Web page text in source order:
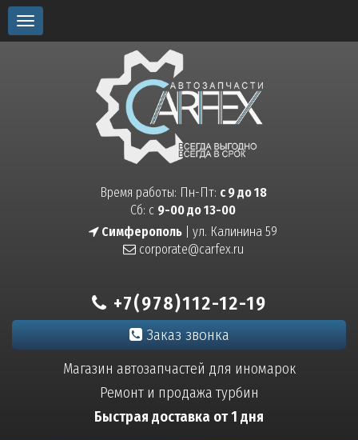
Toggle
navigation
Время работы: Пн-Пт: с 9 до 18
Сб: с 9-00 до 13-00
Симферополь | ул. Калинина 59
corporate@carfex.ru
+7(978)112-12-19
Заказ звонка
Магазин автозапчастей для иномарок
Ремонт и продажа турбин
Быстрая доставка от 1 дня